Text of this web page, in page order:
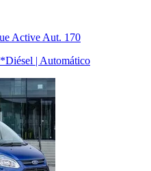
Active Aut. 170
Diésel | Automático